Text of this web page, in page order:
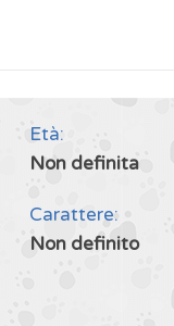
Età:
Non definita
Carattere:
Non definito